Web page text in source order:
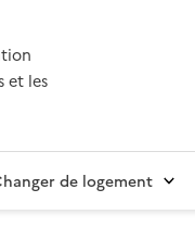
et les
de logement